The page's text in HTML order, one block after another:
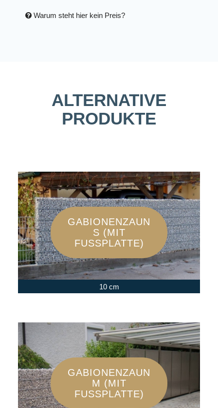
Warum steht hier kein Preis?
ALTERNATIVE
PRODUKTE
GABIONENZAUN
S (MIT
FUSSPLATTE)
10 cm
GABIONENZAUN
M (MIT
FUSSPLATTE)